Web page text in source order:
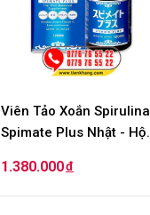
Viên Tảo Xoắn Spirulina
Spimate Plus Nhật - Hộp
1.380.000đ